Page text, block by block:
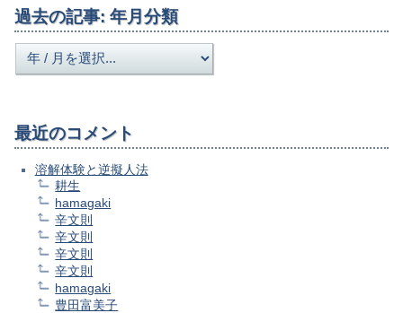
過去の記事: 年月分類
最近のコメント
溶解体験と逆擬人法
耕生
hamagaki
辛文則
辛文則
辛文則
辛文則
hamagaki
豊田富美子